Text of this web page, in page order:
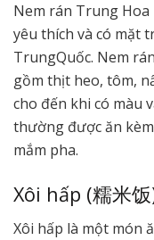
Nem rán Trung
yêu thích và có mặt
TrungQuốc. Nem
gồm thịt heo, tôm,
cho đến khi có màu
thường được ăn
mắm pha.
Xôi hấp (糯米
Xôi hấp là một món